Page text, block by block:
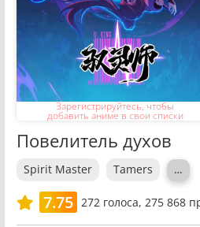
Зарегистрируйтесь, чтобы
добавить аниме в свои списки
Повелитель духов
Spirit Master Tamers …
7.75 272голоса, 275 868